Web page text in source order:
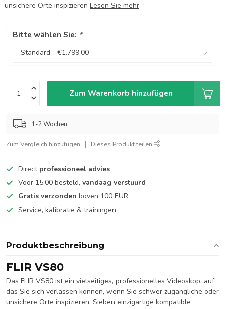
unsichere Orte inspizieren Lesen Sie mehr.
Bitte wählen Sie: *
Zum Warenkorb hinzufügen
1-2 Wochen
Zum Vergleich hinzufügen Dieses Produkt teilen
Direct professioneel advies
Voor 15:00 besteld, vandaag verstuurd
Gratis verzonden boven 100 EUR
Service, kalibratie & trainingen
Produktbeschreibung
FLIR VS80
Das FLIR VS80 ist ein vielseitiges, professionelles Videoskop, auf
das Sie sich verlassen können, wenn Sie schwer zugängliche oder
unsichere Orte inspizieren. Sieben einzigartige kompatible